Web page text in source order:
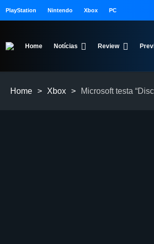
PlayStation Nintendo Xbox PC
Home Notícias Review
Home > Xbox > Microsoft testa